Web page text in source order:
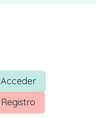
Acceder
Registro